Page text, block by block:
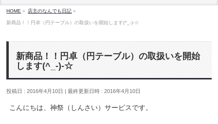
HOME » 店主のなんでも日記 »
新商品！！円卓（円テーブル）の取扱いを開始します(^_-)-☆
新商品！！円卓（円テーブル）の取扱いを開始
します(^_-)-☆
投稿日 : 2016年4月10日 最終更新日時 : 2016年4月10日
こんにちは、神祭（しんさい）サービスです。